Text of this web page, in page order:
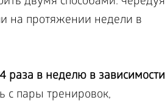
на протяжении недели в
раза в неделю в зависимости
с пары тренировок,